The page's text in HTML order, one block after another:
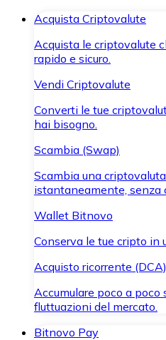
Acquista Criptovalute
Acquista le criptovalute
rapido e sicuro.
Vendi Criptovalute
Converti le tue
hai bisogno.
Scambia (Swap)
Scambia una
istantaneamente, senza
Wallet Bitnovo
Conserva le tue cripto in
Acquisto ricorrente (DCA)
Accumulare poco a
fluttuazioni del mercato.
Bitnovo Pay